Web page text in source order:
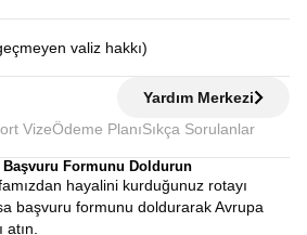
valiz hakkı)
Yardım Merkezi
VizeÖdeme Planı Sıkça Sorulanlar
Formunu Doldurun
hayalini kurduğunuz rotayı
başvuru formunu doldurarak Avrupa